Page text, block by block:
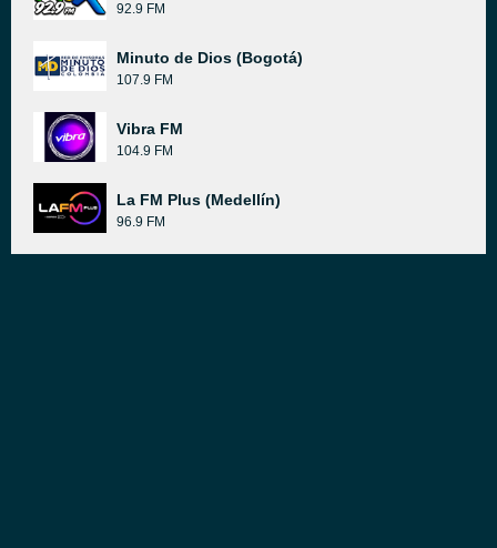
92.9 FM
Minuto de Dios (Bogotá)
107.9 FM
Vibra FM
104.9 FM
La FM Plus (Medellín)
96.9 FM